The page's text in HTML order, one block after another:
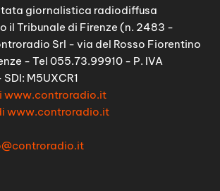
giornalistica radiodiffusa
il Tribunale di Firenze (n. 2483 -
Srl - via del Rosso Fiorentino
- Tel 055.73.99910 - P. IVA
M5UXCR1
www.controradio.it
www.controradio.it